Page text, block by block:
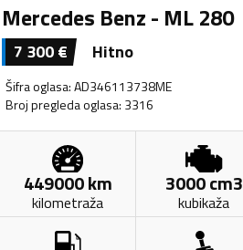
Mercedes Benz - ML 280
7 300€ Hitno
Šifra oglasa:AD346113738ME
Broj pregleda oglasa: 3316
449000km
kilometraža
3000cm3
kubikaža